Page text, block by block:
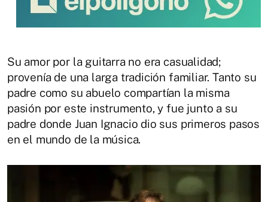
Su amor por la guitarra no era casualidad;
provenía de una larga tradición familiar. Tanto su
padre como su abuelo compartían la misma
pasión por este instrumento, y fue junto a su
padre donde Juan Ignacio dio sus primeros pasos
en el mundo de la música.